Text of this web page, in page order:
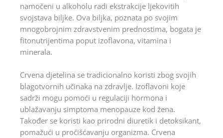
namočeni u alkoholu radi ekstrakcije ljekovitih
svojstava biljke. Ova biljka, poznata po svojim
mnogobrojnim zdravstvenim prednostima, bogata je
fitonutrijentima poput izoflavona, vitamina i
minerala.
Crvena djetelina se tradicionalno koristi zbog svojih
blagotvornih učinaka na zdravlje. Izoflavoni koje
sadrži mogu pomoći u regulaciji hormona i
ublažavanju simptoma menopauze kod žena.
Također se koristi kao prirodni diuretik i detoksikant,
pomažući u pročišćavanju organizma. Crvena